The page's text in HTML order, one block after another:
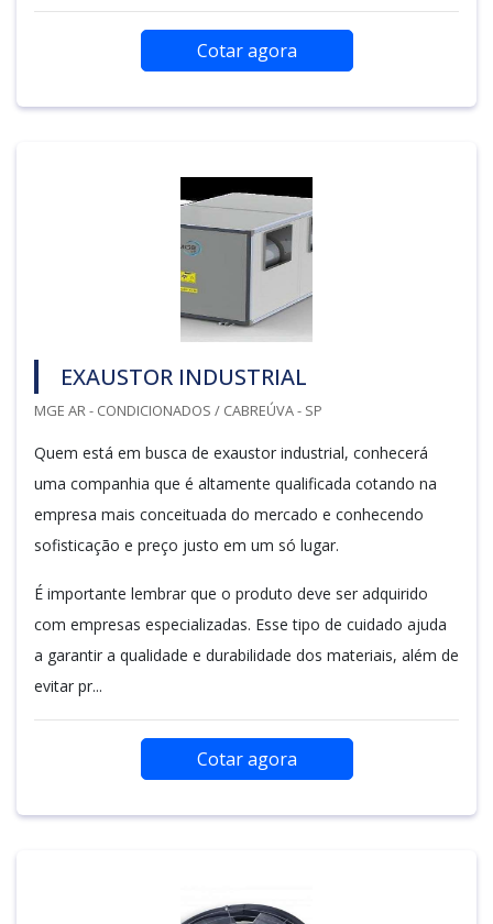
Cotar agora
EXAUSTOR INDUSTRIAL
MGE AR - CONDICIONADOS / CABREÚVA - SP
Quem está em busca de exaustor industrial, conhecerá
uma companhia que é altamente qualificada cotando na
empresa mais conceituada do mercado e conhecendo
sofisticação e preço justo em um só lugar.
É importante lembrar que o produto deve ser adquirido
com empresas especializadas. Esse tipo de cuidado ajuda
a garantir a qualidade e durabilidade dos materiais, além de
evitar pr...
Cotar agora